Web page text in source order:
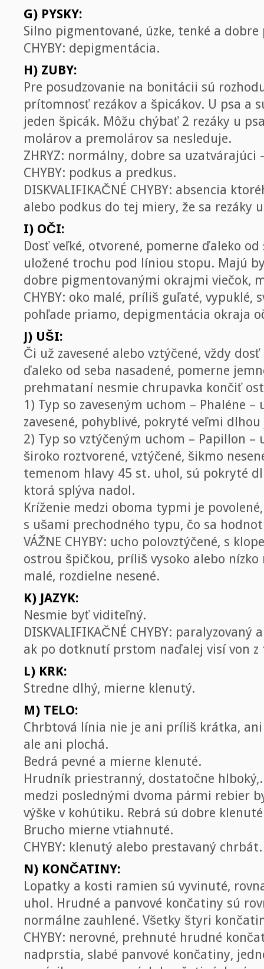
G) PYSKY:
Silno pigmentované, úzke, tenké a
CHYBY: depigmentácia.
H) ZUBY:
Pre posudzovanie na bonitácii sú
prítomnosť rezákov a špicákov. U psa a
jeden špicák. Môžu chýbať 2 rezáky u
molárov a premolárov sa nesleduje.
ZHRYZ: normálny, dobre sa uzatvárajúci
CHYBY: podkus a predkus.
DISKVALIFIKAČNÉ CHYBY: absencia
alebo podkus do tej miery, že sa rezáky
I) OČI:
Dosť veľké, otvorené, pomerne ďaleko
uložené trochu pod líniou stopu. Majú
dobre pigmentovanými okrajmi viečok,
CHYBY: oko malé, príliš guľaté, vypuklé,
pohľade priamo, depigmentácia okraja
J) UŠI:
Či už zavesené alebo vztýčené, vždy
ďaleko od seba nasadené, pomerne
prehmataní nesmie chrupavka končiť
1) Typ so zaveseným uchom – Phaléne
zavesené, pohyblivé, pokryté veľmi
2) Typ so vztýčeným uchom – Papillon –
široko roztvorené, vztýčené, šikmo
temenom hlavy 45 st. uhol, sú pokryté
ktorá splýva nadol.
Kríženie medzi oboma typmi je
s ušami prechodného typu, čo sa
VÁŽNE CHYBY: ucho polovztýčené, s
ostrou špičkou, príliš vysoko alebo nízko
malé, rozdielne nesené.
K) JAZYK:
Nesmie byť viditeľný.
DISKVALIFIKAČNÉ CHYBY:
ak po dotknutí prstom naďalej visí von z
L) KRK:
Stredne dlhý, mierne klenutý.
M) TELO:
Chrbtová línia nie je ani príliš krátka,
ale ani plochá.
Bedrá pevné a mierne klenuté.
Hrudník priestranný, dostatočne
medzi poslednými dvoma pármi rebier
výške v kohútiku. Rebrá sú dobre
Brucho mierne vtiahnuté.
CHYBY: klenutý alebo prestavaný chrbát.
N) KONČATINY:
Lopatky a kosti ramien sú vyvinuté,
uhol. Hrudné a panvové končatiny sú
normálne zauhlené. Všetky štyri
CHYBY: nerovné, prehnuté hrudné
nadprstia, slabé panvové končatiny,